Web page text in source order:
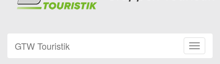
Toggle
GTW Touristik